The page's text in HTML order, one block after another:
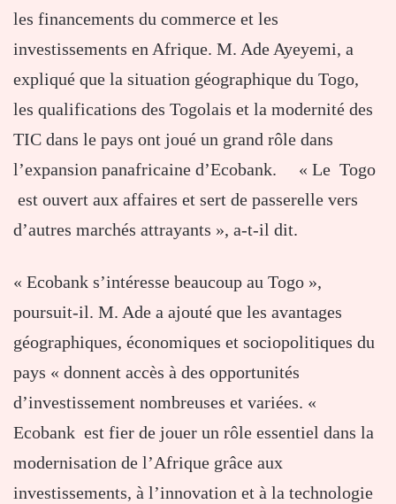
les financements du commerce et les
investissements en Afrique. M. Ade Ayeyemi, a
expliqué que la situation géographique du Togo,
les qualifications des Togolais et la modernité des
TIC dans le pays ont joué un grand rôle dans
l’expansion panafricaine d’Ecobank. « Le Togo
est ouvert aux affaires et sert de passerelle vers
d’autres marchés attrayants », a-t-il dit.
« Ecobank s’intéresse beaucoup au Togo »,
poursuit-il. M. Ade a ajouté que les avantages
géographiques, économiques et sociopolitiques du
pays « donnent accès à des opportunités
d’investissement nombreuses et variées. «
Ecobank est fier de jouer un rôle essentiel dans la
modernisation de l’Afrique grâce aux
investissements, à l’innovation et à la technologie